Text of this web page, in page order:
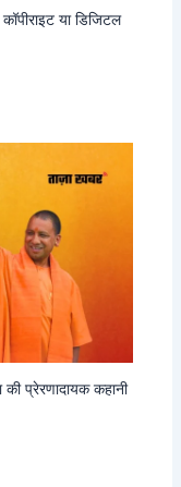
या डिजिटल
प्रेरणादायक कहानी